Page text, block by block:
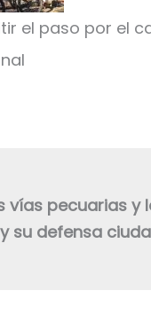
el paso por el
vías pecuarias y
su defensa